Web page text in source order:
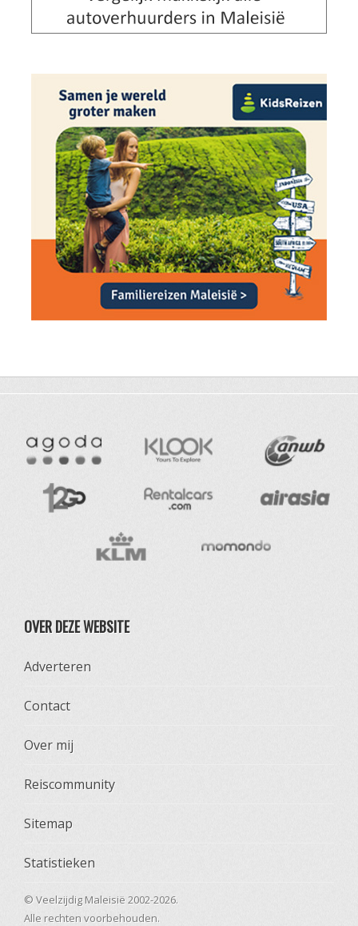
OVER DEZE WEBSITE
Adverteren
Contact
Over mij
Reiscommunity
Sitemap
Statistieken
© Veelzijdig Maleisië 2002-2026.
Alle rechten voorbehouden.